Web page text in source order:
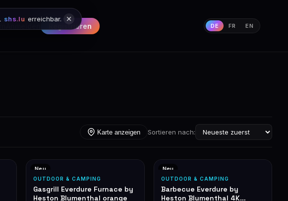
Registrieren DE FR EN
shs.lu erreichbar.
Karte anzeigen Sortieren nach:
Neu
OUTDOOR & CAMPING
Gasgrill Everdure Furnace by
Heston Blumenthal orange
Neu
OUTDOOR & CAMPING
Barbecue Everdure by
Heston Blumenthal 4K